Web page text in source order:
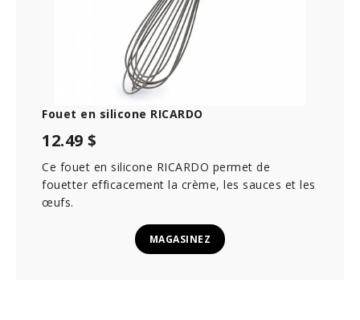
Fouet en silicone RICARDO
12.49 $
Ce fouet en silicone RICARDO permet de
fouetter efficacement la crème, les sauces et les
œufs.
MAGASINEZ